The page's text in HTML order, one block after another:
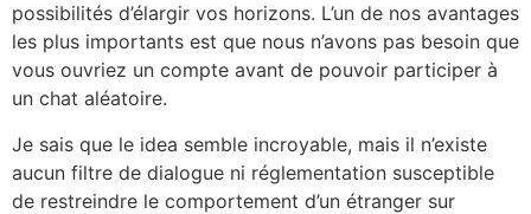
possibilités d’élargir vos horizons. L’un de nos avantages
les plus importants est que nous n’avons pas besoin que
vous ouvriez un compte avant de pouvoir participer à
un chat aléatoire.
Je sais que le idea semble incroyable, mais il n’existe
aucun filtre de dialogue ni réglementation susceptible
de restreindre le comportement d’un étranger sur